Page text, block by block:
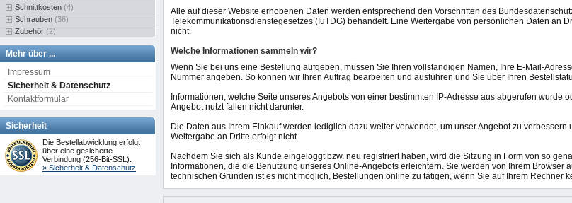
Schnittkosten (4)
Schrauben (36)
Zubehör (2)
Mehr über ...
Impressum
Sicherheit & Datenschutz
Kontaktformular
Sicherheit
Die Bestellabwicklung erfolgt
über eine gesicherte
Verbindung (256-Bit-SSL).
» Sicherheit & Datenschutz
Alle auf dieser Website erhobenen Daten werden entsprechend den Vorschriften des
Telekommunikationsdienstegesetzes (IuTDG) behandelt. Eine Weitergabe von persönlichen Daten an
nicht.
Welche Informationen sammeln wir?
Wenn Sie bei uns eine Bestellung aufgeben, müssen Sie Ihren vollständigen Namen, Ihre E-Mail-
Nummer angeben. So können wir Ihren Auftrag bearbeiten und ausführen und Sie über Ihren
Informationen, welche Seite unseres Angebots von einer bestimmten IP-Adresse aus abgerufen wurde
Angebot nutzt fallen nicht darunter.
Die Daten aus Ihrem Einkauf werden lediglich dazu weiter verwendet, um unser Angebot zu
Weitergabe an Dritte erfolgt nicht.
Nachdem Sie sich als Kunde eingeloggt bzw. neu registriert haben, wird die Sitzung in Form von so
Informationen, die die Benutzung unseres Online-Angebots erleichtern. Sie werden von Ihrem Browser
technischen Gründen ist es nicht möglich, Bestellungen online zu tätigen, wenn Sie auf Ihrem Rechner